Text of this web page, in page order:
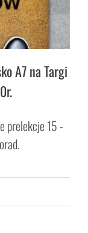
A7 na Targi
prelekcje 15 -